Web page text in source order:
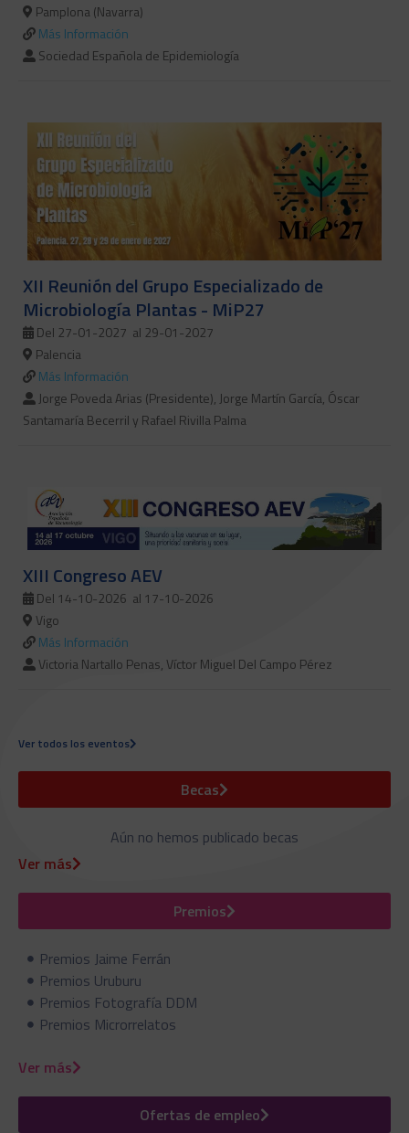
Pamplona (Navarra)
Más Información
Sociedad Española de Epidemiología
XII Reunión del Grupo Especializado de
Microbiología Plantas - MiP27
Del 27-01-2027 al 29-01-2027
Palencia
Más Información
Jorge Poveda Arias (Presidente), Jorge Martín García, Óscar
Santamaría Becerril y Rafael Rivilla Palma
XIII Congreso AEV
Del 14-10-2026 al 17-10-2026
Vigo
Más Información
Victoria Nartallo Penas, Víctor Miguel Del Campo Pérez
Ver todos los eventos
Becas
Aún no hemos publicado becas
Ver más
Premios
Premios Jaime Ferrán
Premios Uruburu
Premios Fotografía DDM
Premios Microrrelatos
Ver más
Ofertas de empleo